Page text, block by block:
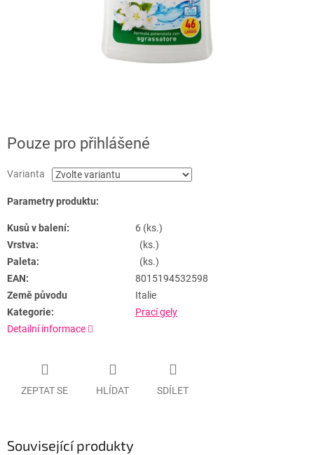
Pouze pro přihlášené
Varianta
Parametry produktu:
Kusů v balení:
6 (ks.)
Vrstva:
(ks.)
Paleta:
(ks.)
EAN:
8015194532598
Země původu
Italie
Kategorie:
Prací gely
Detailní informace
ZEPTAT SE HLÍDAT SDÍLET
Související produkty